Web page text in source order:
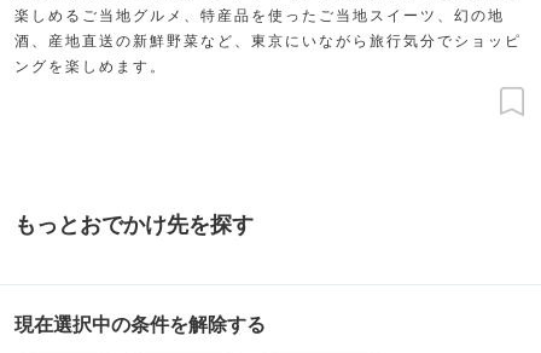
楽しめるご当地グルメ、特産品を使ったご当地スイーツ、幻の地
酒、産地直送の新鮮野菜など、東京にいながら旅行気分でショッピ
ングを楽しめます。
もっとおでかけ先を探す
現在選択中の条件を解除する